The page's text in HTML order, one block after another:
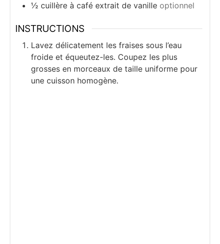
½ cuillère à café extrait de vanille optionnel
INSTRUCTIONS
Lavez délicatement les fraises sous l’eau
froide et équeutez-les. Coupez les plus
grosses en morceaux de taille uniforme pour
une cuisson homogène.